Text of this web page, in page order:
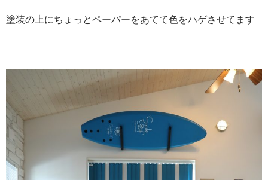
塗装の上にちょっとペーパーをあてて色をハゲさせてます